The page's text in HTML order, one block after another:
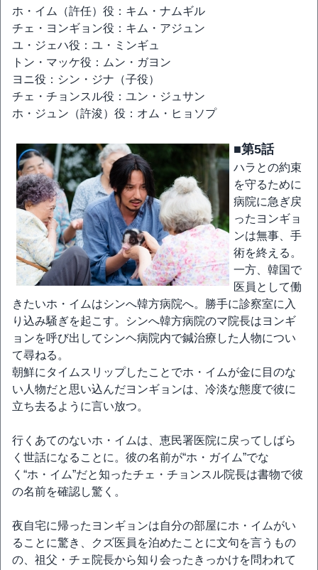
ホ・イム（許任）役：キム・ナムギル
チェ・ヨンギョン役：キム・アジュン
ユ・ジェハ役：ユ・ミンギュ
トン・マッケ役：ムン・ガヨン
ヨニ役：シン・ジナ（子役）
チェ・チョンスル役：ユン・ジュサン
ホ・ジュン（許浚）役：オム・ヒョソプ
■第5話
ハラとの約束
を守るために
病院に急ぎ戻
ったヨンギョ
ンは無事、手
術を終える。
一方、韓国で
医員として働
きたいホ・イムはシンへ韓方病院へ。勝手に診察室に入
り込み騒ぎを起こす。シンへ韓方病院のマ院長はヨンギ
ョンを呼び出してシンヘ病院内で鍼治療した人物につい
て尋ねる。
朝鮮にタイムスリップしたことでホ・イムが金に目のな
い人物だと思い込んだヨンギョンは、冷淡な態度で彼に
立ち去るように言い放つ。
行くあてのないホ・イムは、恵民署医院に戻ってしばら
く世話になることに。彼の名前が“ホ・ガイム”でな
く“ホ・イム”だと知ったチェ・チョンスル院長は書物で彼
の名前を確認し驚く。
夜自宅に帰ったヨンギョンは自分の部屋にホ・イムがい
ることに驚き、クズ医員を泊めたことに文句を言うもの
の、祖父・チェ院長から知り会ったきっかけを問われて